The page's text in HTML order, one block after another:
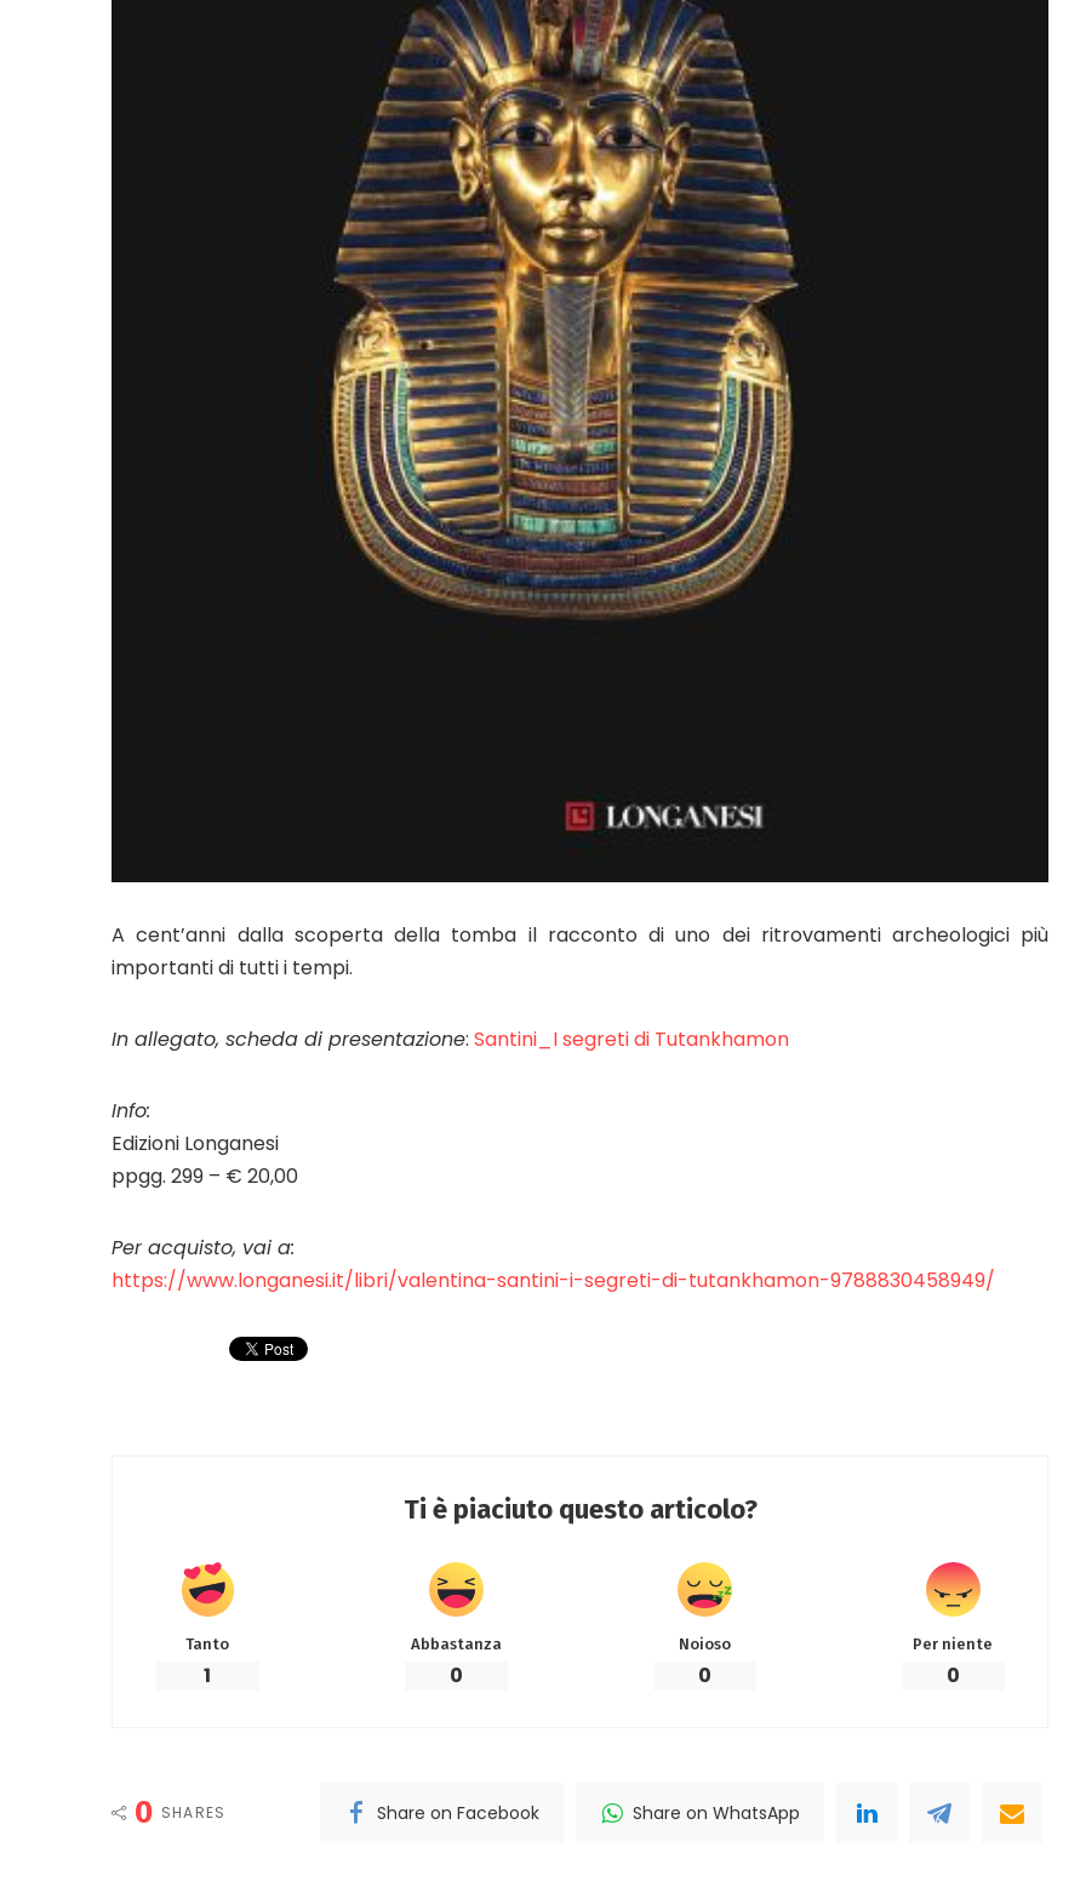
A cent’anni dalla scoperta della tomba il racconto di uno dei ritrovamenti archeologici più
importanti di tutti i tempi.
In allegato, scheda di presentazione: Santini_I segreti di Tutankhamon
Info:
Edizioni Longanesi
ppgg. 299 – € 20,00
Per acquisto, vai a:
https://www.longanesi.it/libri/valentina-santini-i-segreti-di-tutankhamon-9788830458949/
Ti è piaciuto questo articolo?
Tanto
1
Abbastanza
0
Noioso
0
Per niente
0
0 SHARES Share on Facebook Share on WhatsApp